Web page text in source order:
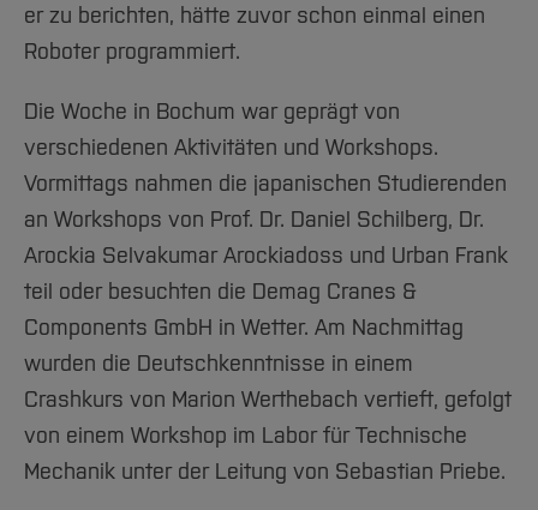
er zu berichten, hätte zuvor schon einmal einen
Roboter programmiert.
Die Woche in Bochum war geprägt von
verschiedenen Aktivitäten und Workshops.
Vormittags nahmen die japanischen Studierenden
an Workshops von Prof. Dr. Daniel Schilberg, Dr.
Arockia Selvakumar Arockiadoss und Urban Frank
teil oder besuchten die Demag Cranes &
Components GmbH in Wetter. Am Nachmittag
wurden die Deutschkenntnisse in einem
Crashkurs von Marion Werthebach vertieft, gefolgt
von einem Workshop im Labor für Technische
Mechanik unter der Leitung von Sebastian Priebe.